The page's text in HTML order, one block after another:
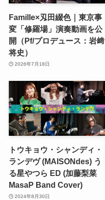
Famille×刄田綴色｜東京事
変「修羅場」演奏動画を公
開（Pf/プロデュース：岩﨑
将史）
2026年7月18日
トウキョウ・シャンディ・
ランデヴ (MAISONdes) う
る星やつら ED (加藤梨菜
MasaP Band Cover)
2024年8月30日